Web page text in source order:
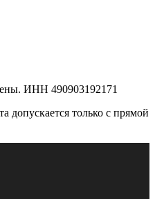
ИНН 490903192171
допускается только с прямой